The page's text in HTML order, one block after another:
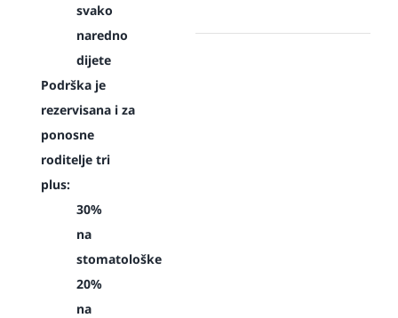
svako
naredno
dijete
Podrška je
rezervisana i za
ponosne
roditelje tri
plus:
30%
na
stomatološke
20%
na